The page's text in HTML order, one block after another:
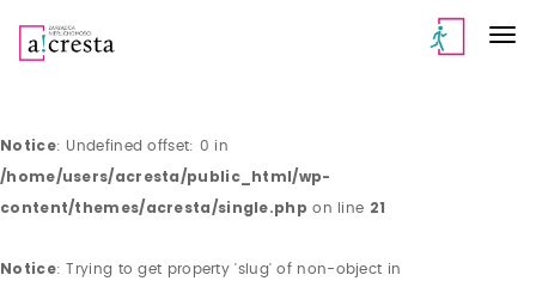
Notice: Undefined offset: 0 in
/home/users/acresta/public_html/wp-
content/themes/acresta/single.php on line 21
Notice: Trying to get property 'slug' of non-object in